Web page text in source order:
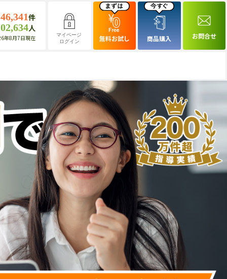
件
人
年8月7日現在
マイページ
ログイン
無料お試し 商品購入 お問合せ